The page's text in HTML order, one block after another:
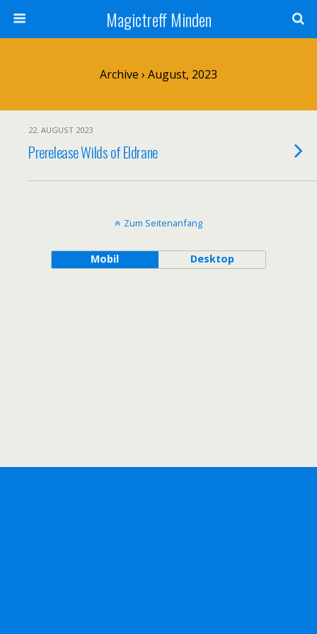
Magictreff Minden
Archive › August, 2023
22. AUGUST 2023
Prerelease Wilds of Eldrane
Zum Seitenanfang
Mobil Desktop